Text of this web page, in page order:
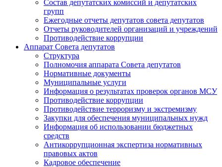
Состав депутатских комиссий и депутатских
групп
Ежегодные отчеты депутатов совета депутатов
Отчеты руководителей организаций и учреждений
Противодействие коррупции
Аппарат Совета депутатов
Структура
Полномочия аппарата Совета депутатов
Нормативные документы
Муниципальные услуги
Информация о результатах проверок органов МСУ
Противодействие коррупции
Противодействие терроризму и экстремизму
Закупки для обеспечения муниципальных нужд
Информация об использовании бюджетных
средств
Антикоррупционная экспертиза нормативных
правовых актов
Кадровое обеспечение